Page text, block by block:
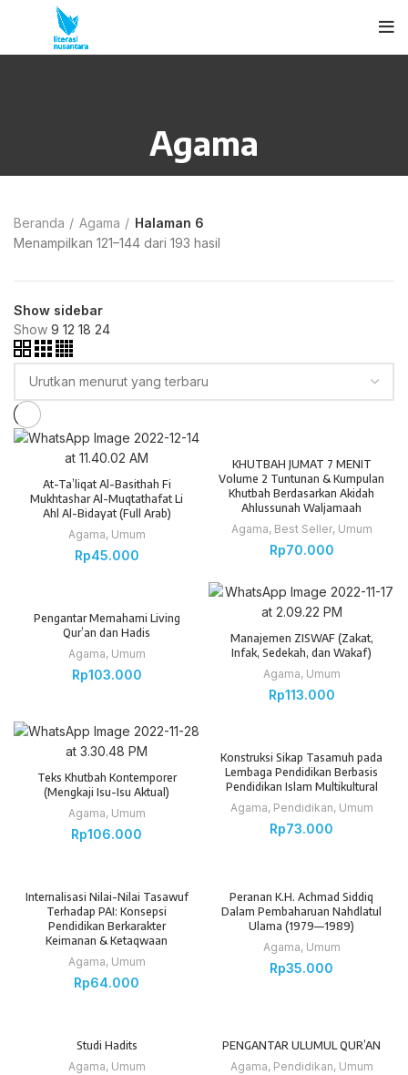
Agama
Beranda Agama
Halaman 6
Menampilkan 121–144 dari 193 hasil
Show sidebar
Show 9 12 18 24
At-Ta’liqat Al-Basithah Fi
Mukhtashar Al-Muqtathafat Li
Ahl Al-Bidayat (Full Arab)
Agama, Umum
Rp45.000
KHUTBAH JUMAT 7 MENIT
Volume 2 Tuntunan & Kumpulan
Khutbah Berdasarkan Akidah
Ahlussunah Waljamaah
Agama, Best Seller, Umum
Rp70.000
Pengantar Memahami Living
Qur’an dan Hadis
Agama, Umum
Rp103.000
Manajemen ZISWAF (Zakat,
Infak, Sedekah, dan Wakaf)
Agama, Umum
Rp113.000
Teks Khutbah Kontemporer
(Mengkaji Isu-Isu Aktual)
Agama, Umum
Rp106.000
Konstruksi Sikap Tasamuh pada
Lembaga Pendidikan Berbasis
Pendidikan Islam Multikultural
Agama, Pendidikan, Umum
Rp73.000
Internalisasi Nilai-Nilai Tasawuf
Terhadap PAI: Konsepsi
Pendidikan Berkarakter
Keimanan & Ketaqwaan
Agama, Umum
Rp64.000
Peranan K.H. Achmad Siddiq
Dalam Pembaharuan Nahdlatul
Ulama (1979—1989)
Agama, Umum
Rp35.000
Studi Hadits
Agama, Umum
PENGANTAR ULUMUL QUR’AN
Agama, Pendidikan, Umum